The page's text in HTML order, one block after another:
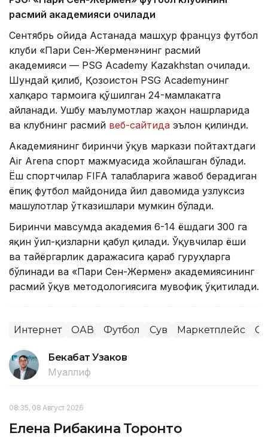
расмий академияси очилади
Сентябрь ойида Астанада машҳур француз футбол
клуби «Пари Сен-Жермен»нинг расмий
академияси — PSG Academy Kazakhstan очилади.
Шундай қилиб, Қозоғистон PSG Academyнинг
халқаро тармоғига қўшилган 24-мамлакатга
айланади. Ушбу маълумотлар жаҳон нашрларида
ва клубнинг расмий веб-сайтида эълон қилинди.
Академиянинг биринчи ўқув маркази пойтахтдаги
Air Arena спорт мажмуасида жойлашган бўлади.
Ёш спортчилар FIFA талабларига жавоб берадиган
ёпиқ футбол майдонида йил давомида узлуксиз
машғулотлар ўтказишлари мумкин бўлади.
Биринчи мавсумда академия 6-14 ёшдаги 300 га
яқин ўғил-қизларни қабул қилади. Ўқувчилар ёши
ва тайёргарлик даражасига қараб гуруҳларга
бўлинади ва «Пари Сен-Жермен» академиясининг
расмий ўқув методологиясига мувофиқ ўқитилади.
Интернет ОАВ Футбол Сув Маркетплейс
Бекабат Узаков
Муаллиф
08:35, 08 Август 2026
Елена Рибакина Торонто